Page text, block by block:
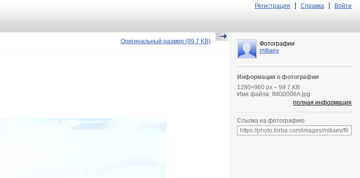
Регистрация Справка Войти
Оригинальный размер (99.7 KB)
Фотографии
mitiaev
Информация о фотографии
1280×960 px – 99.7 KB
Имя файла: IMG0006A.jpg
полная информация
Ссылка на фотографию